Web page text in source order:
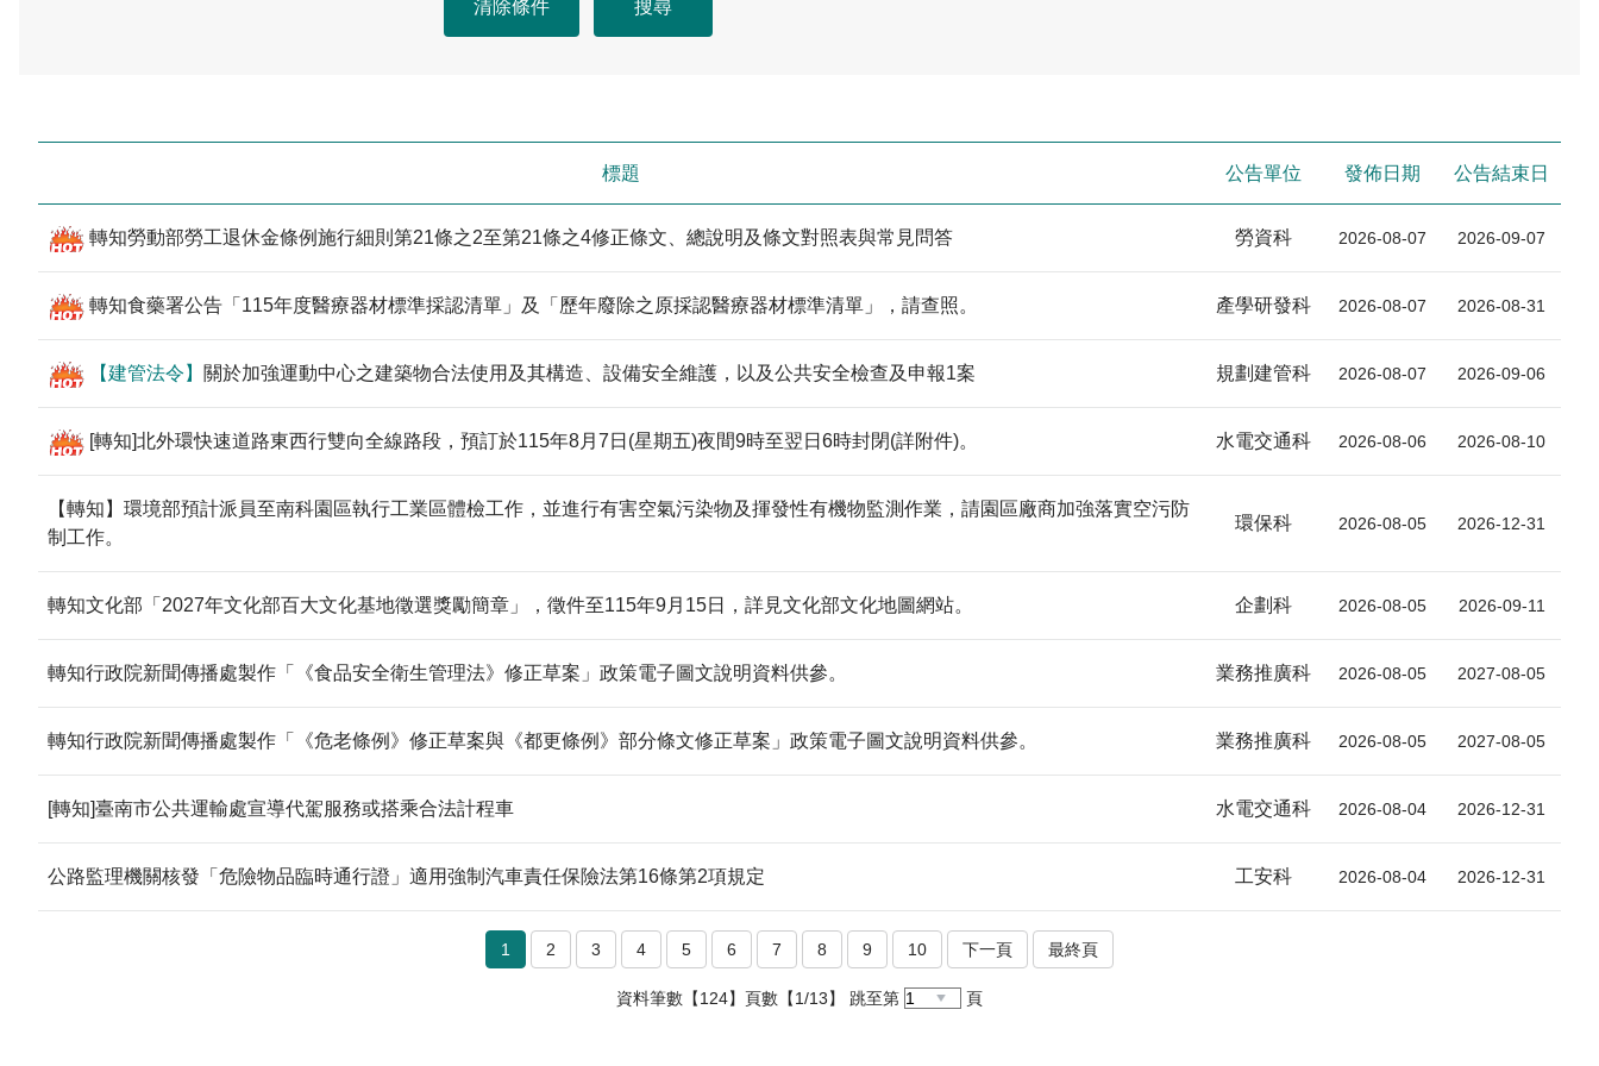
字
標題 公告單位 發佈日期 公告結束日
轉知勞動部勞工退休金條例施行細則第21條之2至第21條之4修正條文、總說明及條文對照表與常見問答 勞資科 2026-08-07 2026-09-07
轉知食藥署公告「115年度醫療器材標準採認清單」及「歷年廢除之原採認醫療器材標準清單」，請查照。 產學研發科 2026-08-07 2026-08-31
【建管法令】 關於加強運動中心之建築物合法使用及其構造、設備安全維護，以及公共安全檢查及申報1案 規劃建管科 2026-08-07 2026-09-06
[轉知]北外環快速道路東西行雙向全線路段，預訂於115年8月7日(星期五)夜間9時至翌日6時封閉(詳附件)。 水電交通科 2026-08-06 2026-08-10
【轉知】環境部預計派員至南科園區執行工業區體檢工作，並進行有害空氣污染物及揮發性有機物監測作業，請園區廠商加強落實空污防
制工作。
環保科 2026-08-05 2026-12-31
轉知文化部「2027年文化部百大文化基地徵選獎勵簡章」，徵件至115年9月15日，詳見文化部文化地圖網站。 企劃科 2026-08-05 2026-09-11
轉知行政院新聞傳播處製作「《食品安全衛生管理法》修正草案」政策電子圖文說明資料供參。 業務推廣科 2026-08-05 2027-08-05
轉知行政院新聞傳播處製作「《危老條例》修正草案與《都更條例》部分條文修正草案」政策電子圖文說明資料供參。 業務推廣科 2026-08-05 2027-08-05
[轉知]臺南市公共運輸處宣導代駕服務或搭乘合法計程車 水電交通科 2026-08-04 2026-12-31
公路監理機關核發「危險物品臨時通行證」適用強制汽車責任保險法第16條第2項規定 工安科 2026-08-04 2026-12-31
1 2 3 4 5 6 7 8 9 10 下一頁 最終頁
資料筆數【124】頁數【1/13】 跳至第 Please
select
頁